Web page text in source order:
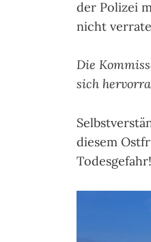
der Polizei
nicht
Die
sich
diesem
Todesgefahr!